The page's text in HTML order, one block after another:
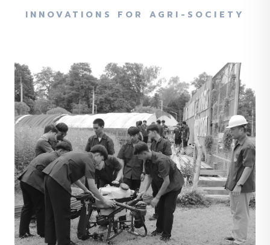
INNOVATIONS FOR AGRI-SOCIETY